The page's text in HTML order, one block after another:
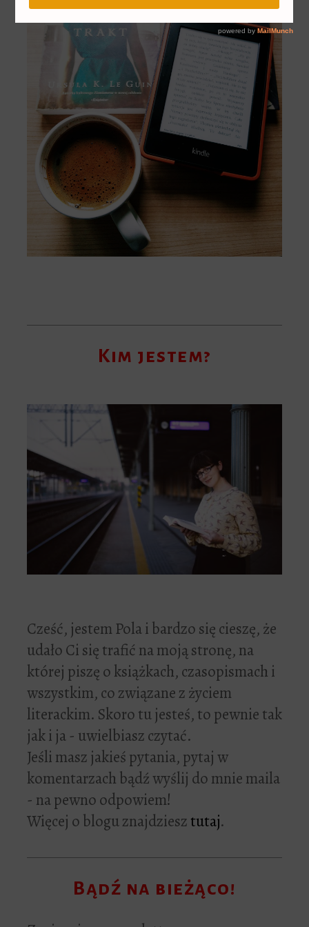
Kim jestem?
Cześć, jestem Pola i bardzo się cieszę, że
udało Ci się trafić na moją stronę, na
której piszę o książkach, czasopismach i
wszystkim, co związane z życiem
literackim. Skoro tu jesteś, to pewnie tak
jak i ja - uwielbiasz czytać.
Jeśli masz jakieś pytania, pytaj w
komentarzach bądź wyślij do mnie maila
- na pewno odpowiem!
Więcej o blogu znajdziesztutaj.
Bądź na bieżąco!